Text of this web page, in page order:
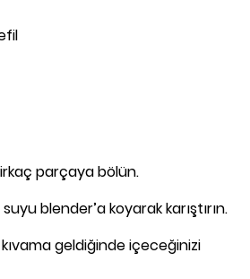
parçaya bölün.
blender’a koyarak karıştırın.
geldiğinde içeceğinizi